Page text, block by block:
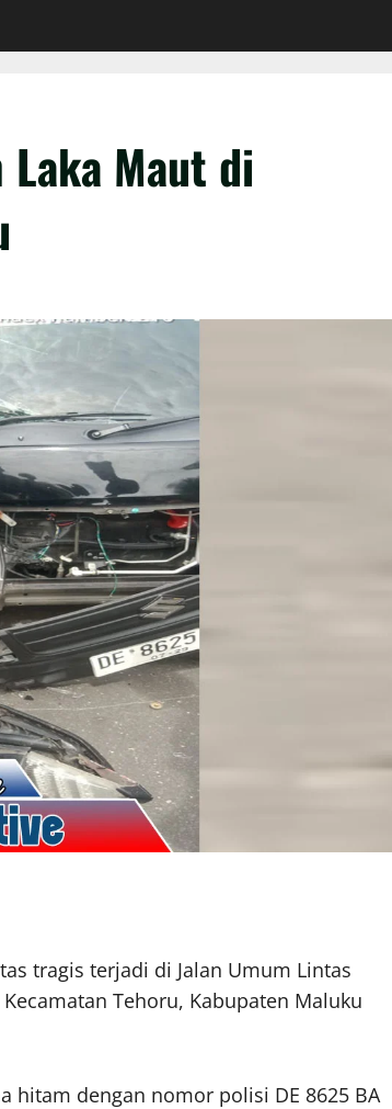
Laka Maut di
tragis terjadi di Jalan Umum Lintas
Tehoru, Kabupaten Maluku
dengan nomor polisi DE 8625 BA